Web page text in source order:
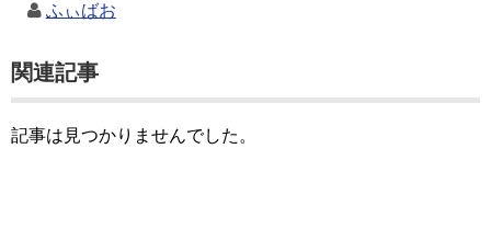
ふぃばお
関連記事
記事は見つかりませんでした。